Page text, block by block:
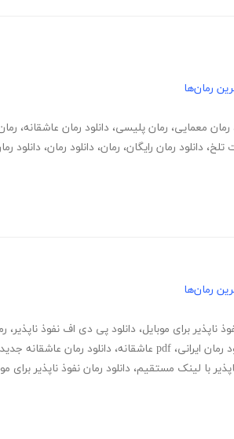
رمان‌ها
رمان معمایی، رمان پلیسی، دانلود رمان عاشقانه،
تلخ، دانلود رمان رایگان، رمان، دانلود رمان، دانلود
رمان‌ها
ناپذیر برای موبایل، دانلود پی دی اف نفوذ ناپذیر،
رمان ایرانی، pdf عاشقانه ، دانلود رمان عاشقانه جدید
با لینک مستقیم، دانلود رمان نفوذ ناپذیر برای